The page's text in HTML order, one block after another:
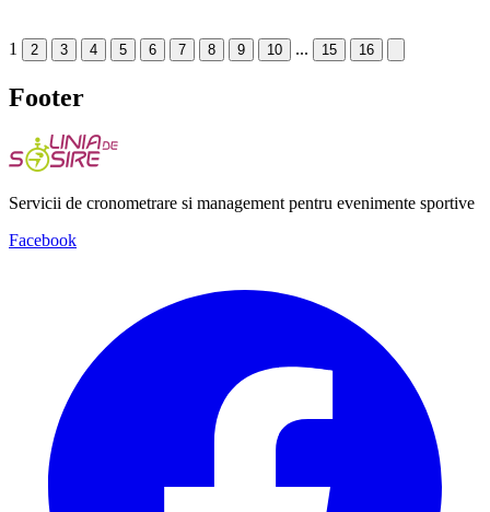
1 2 3 4 5 6 7 8 9 10 ... 15 16
Footer
Servicii de cronometrare si management pentru evenimente sportive
Facebook